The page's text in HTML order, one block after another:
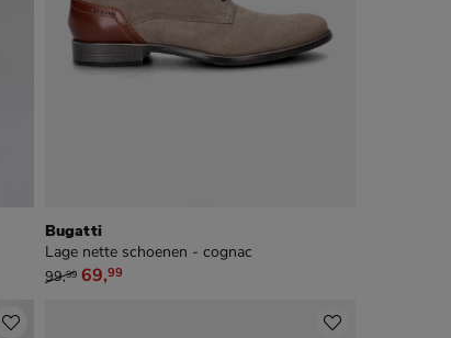
Bugatti
Lage nette schoenen - cognac
van € 99,99 voor € 69,99
99,99 69,99